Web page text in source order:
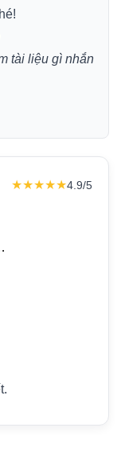
tài liệu gì nhắn
★★★★★4.9/5